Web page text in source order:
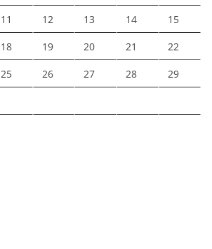
11 12 13 14 15
18 19 20 21 22
25 26 27 28 29